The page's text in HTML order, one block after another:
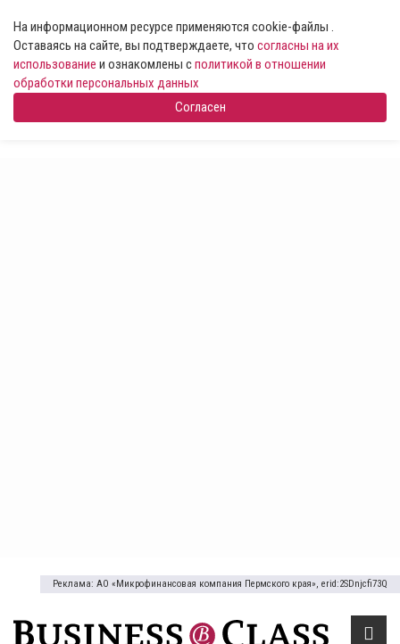
На информационном ресурсе применяются cookie-файлы .
Оставаясь на сайте, вы подтверждаете, что согласны на их
использование и ознакомлены сполитикой в отношении
обработки персональных данных
Согласен
Реклама: АО «Микрофинансовая компания Пермского края», erid:2SDnjcfi73Q